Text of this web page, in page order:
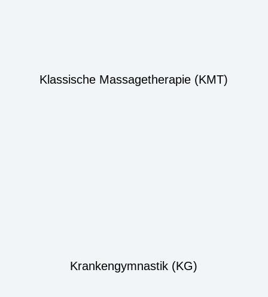
Klassische Massagetherapie (KMT)
Krankengymnastik (KG)